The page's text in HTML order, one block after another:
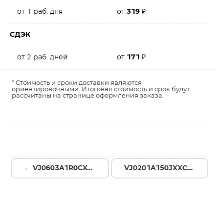
от 1 раб. дня от 319 ₽
СДЭК
от 2 раб. дней от 171 ₽
* Стоимость и сроки доставки являются
ориентировочными. Итоговая стоимость и срок будут
рассчитаны на странице оформления заказа.
← VJ0603A1R0CXACW1BC VJ0201A150JXXCW1BC →